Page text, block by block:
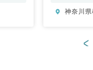
環器内科
外科、
神奈川
<